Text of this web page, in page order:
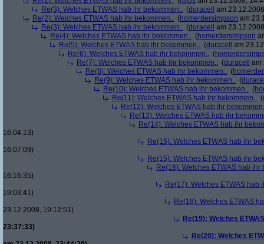
Re(3): Welches ETWAS hab ihr bekommen.. (duracell
am
Re(2): Welches ETWAS hab ihr bekommen.. (homerdersimpson am
Re(3): Welches ETWAS hab ihr bekommen.. (duracell
am
Re(4): Welches ETWAS hab ihr bekommen.. (homerdersimpson
Re(5): Welches ETWAS hab ihr bekommen.. (duracell
am
Re(6): Welches ETWAS hab ihr bekommen.. (
Re(7): Welches ETWAS hab ihr bekommen.. (duracell
am
Re(8): Welches ETWAS hab ihr bekommen.. (
Re(9): Welches ETWAS hab ihr bekommen.. (
Re(10): Welches ETWAS hab ihr bekommen.. (
Re(11): Welches ETWAS hab ihr bekommen.. (
Re(12): Welches ETWAS hab ihr
Re(13): Welches ETWAS hab ihr
Re(14): Welches ETWAS hab ihr
16:04:13)
Re(15): Welches ETWAS hab ihr
16:07:09)
Re(15): Welches ETWAS hab ihr
Re(16): Welches ETWAS hab ihr
16:16:35)
Re(17): Welches ETWAS hab
19:03:41)
Re(18): Welches ETWAS
23.12.2008, 19:12:51)
Re(19): Welches
23:37:33)
Re(20): Welches